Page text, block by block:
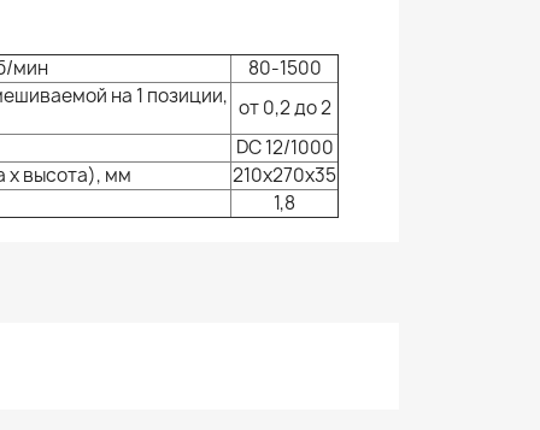
мин
80-1500
на 1 позиции, от 0,2 до 2
DC 12/1000
х высота), мм
210х270х35
1,8